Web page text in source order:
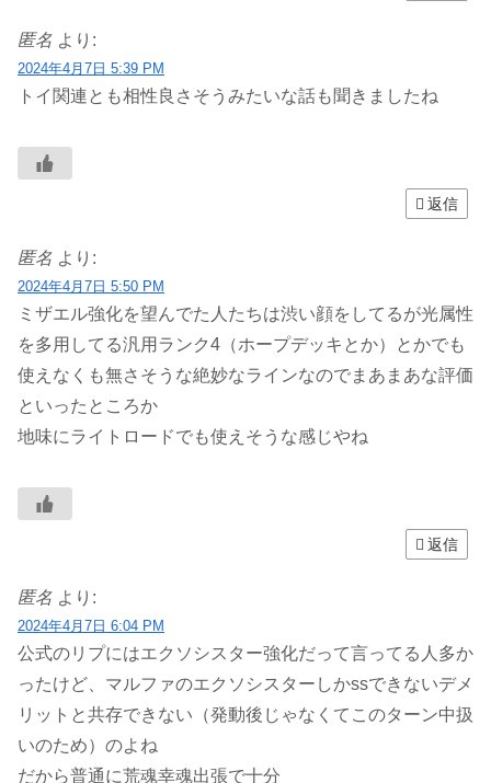
匿名 より:
2024年4月7日 5:39 PM
トイ関連とも相性良さそうみたいな話も聞きましたね
返信
匿名 より:
2024年4月7日 5:50 PM
ミザエル強化を望んでた人たちは渋い顔をしてるが光属性
を多用してる汎用ランク4（ホープデッキとか）とかでも
使えなくも無さそうな絶妙なラインなのでまあまあな評価
といったところか
地味にライトロードでも使えそうな感じやね
返信
匿名 より:
2024年4月7日 6:04 PM
公式のリプにはエクソシスター強化だって言ってる人多か
ったけど、マルファのエクソシスターしかssできないデメ
リットと共存できない（発動後じゃなくてこのターン中扱
いのため）のよね
だから普通に荒魂幸魂出張で十分